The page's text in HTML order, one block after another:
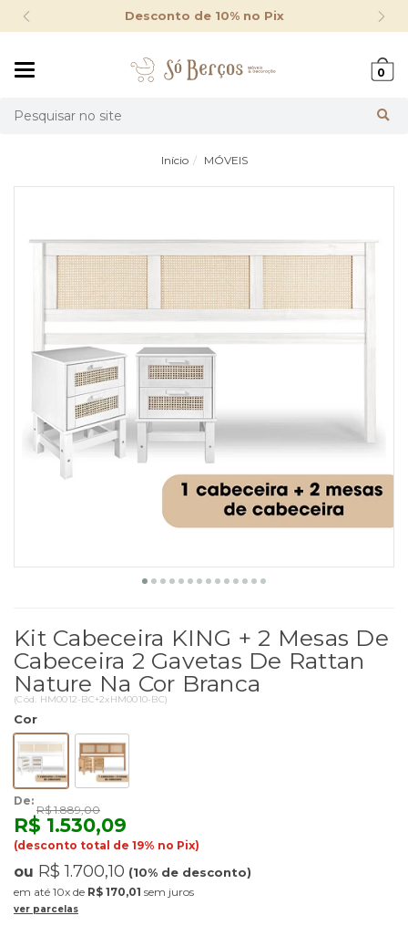
Desconto de 10% no Pix
0
Início MÓVEIS
Kit Cabeceira KING + 2 Mesas De
Cabeceira 2 Gavetas De Rattan
Nature Na Cor Branca
(Cód. HM0012-BC+2xHM0010-BC)
Cor
De:
R$ 1.889,00
R$ 1.530,09
(desconto total de 19% no Pix)
ou R$ 1.700,10 (10% de desconto)
10x de R$ 170,01 sem juros
ver parcelas